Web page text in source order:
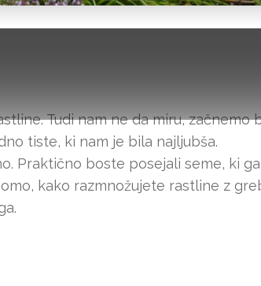
Tudi nam ne da miru, začnemo
tiste, ki nam je bila najljubša.
Praktično boste posejali seme, ki
kako razmnožujete rastline z